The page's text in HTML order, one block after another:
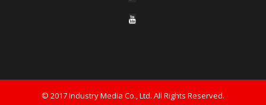
© 2017 Industry Media Co., Ltd. All Rights Reserved.